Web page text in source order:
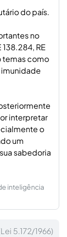
do país.
no
RE
temas como
interpretar
o
um
sabedoria
inteligência
5.172/1966)